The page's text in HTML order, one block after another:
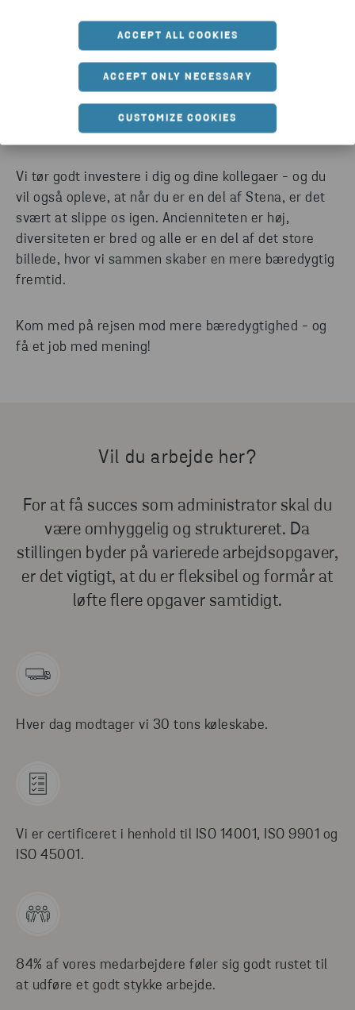
ACCEPT ALL COOKIES
ACCEPT ONLY NECESSARY
CUSTOMIZE COOKIES
Har du arbejdslysten til at indgå i projekter, og
ønsker du at udvikle dig i din stilling, er det absolut
noget, vi imødekommer, såfremt vi ser et
potentiale. Vi bakker op om uddannelse, kurser og
oplæring, så vi sammen kommer i mål med dine
Vi tør godt investere i dig og dine kollegaer - og du
vil også opleve, at når du er en del af Stena, er det
svært at slippe os igen. Ancienniteten er høj,
diversiteten er bred og alle er en del af det store
billede, hvor vi sammen skaber en mere bæredygtig
fremtid.
Kom med på rejsen mod mere bæredygtighed - og
få et job med mening!
Vil du arbejde her?
For at få succes som administrator skal du
være omhyggelig og struktureret. Da
stillingen byder på varierede arbejdsopgaver,
er det vigtigt, at du er fleksibel og formår at
løfte flere opgaver samtidigt.
Hver dag modtager vi 30 tons køleskabe.
Vi er certificeret i henhold til ISO 14001, ISO 9901 og
ISO 45001.
84% af vores medarbejdere føler sig godt rustet til
at udføre et godt stykke arbejde.